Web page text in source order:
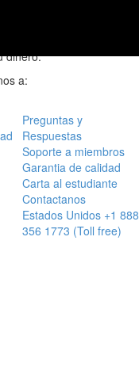
satisfecho y
de tu compra,
dinero.
a:
Preguntas y
Respuestas
Soporte a miembros
Garantia de calidad
Carta al estudiante
Contactanos
Estados Unidos +1 888
356 1773 (Toll free)